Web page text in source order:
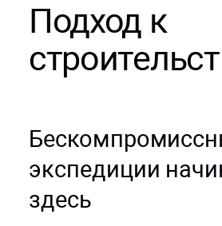
Подход к
экспедиции
здесь